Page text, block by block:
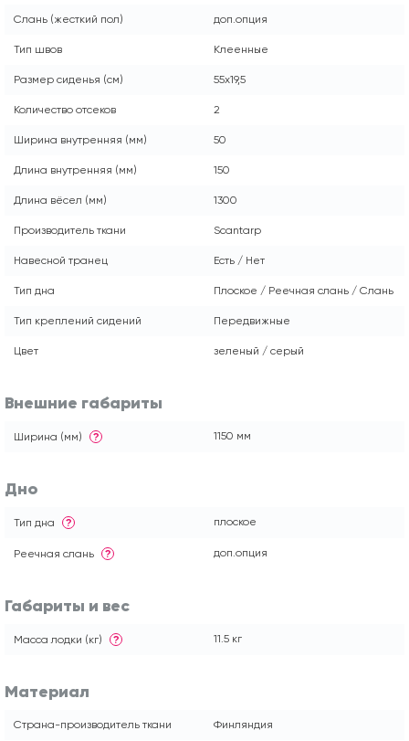
Слань (жесткий пол) доп.опция
Тип швов Клеенные
Размер сиденья (см) 55x19,5
Количество отсеков 2
Ширина внутренняя (мм) 50
Длина внутренняя (мм) 150
Длина вёсел (мм) 1300
Производитель ткани Scantarp
Навесной транец Есть / Нет
Тип дна Плоское / Реечная слань / Слань
Тип креплений сидений Передвижные
Цвет зеленый / серый
Внешние габариты
Ширина (мм) ? 1150 мм
Дно
Тип дна ? плоское
Реечная слань ? доп.опция
Габариты и вес
Масса лодки (кг) ? 11.5 кг
Материал
Страна-производитель ткани Финляндия